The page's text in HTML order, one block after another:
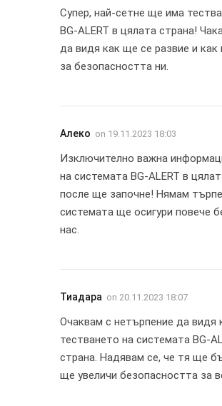
Супер, най-сетне ще има
BG-ALERT в цялата страна!
да видя как ще се развие и
за безопасността ни.
Алеко on 19.11.2023 18:03
Изключително важна
на системата BG-ALERT в
после ще започне! Нямам
системата ще осигури повече
нас.
Тиадара on 20.11.2023 18:07
Очаквам с нетърпение да видя
тестването на системата BG-
страна. Надявам се, че тя ще
ще увеличи безопасността за